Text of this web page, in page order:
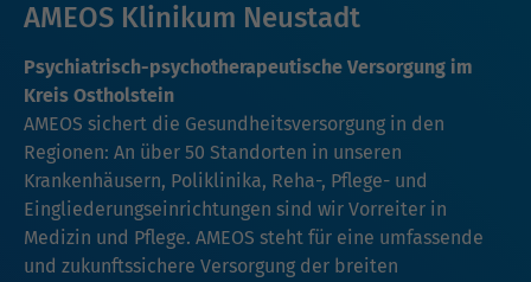
AMEOS Klinikum Neustadt
Psychiatrisch-psychotherapeutische Versorgung im
Kreis Ostholstein
AMEOS sichert die Gesundheitsversorgung in den
Regionen: An über 50 Standorten in unseren
Krankenhäusern, Poliklinika, Reha-, Pflege- und
Eingliederungseinrichtungen sind wir Vorreiter in
Medizin und Pflege. AMEOS steht für eine umfassende
und zukunftssichere Versorgung der breiten